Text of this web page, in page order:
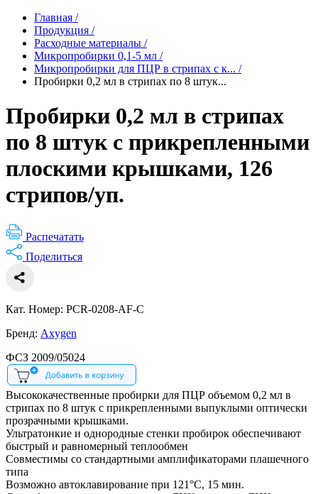
Главная /
Продукция /
Расходные материалы /
Микропробирки 0,1-5 мл /
Микропробирки для ПЦР в стрипах с к... /
Пробирки 0,2 мл в стрипах по 8 штук...
Пробирки 0,2 мл в стрипах
по 8 штук с прикрепленными
плоскими крышками, 126
стрипов/уп.
Распечатать
Поделиться
Кат. Номер: PCR-0208-AF-C
Бренд: Axygen
ФСЗ 2009/05024
Высококачественные пробирки для ПЦР объемом 0,2 мл в
стрипах по 8 штук с прикрепленными выпуклыми оптически
прозрачными крышками.
Ультратонкие и однородные стенки пробирок обеспечивают
быстрый и равномерный теплообмен
Совместимы со стандартными амплификаторами плашечного
типа
Возможно автоклавирование при 121°С, 15 мин.